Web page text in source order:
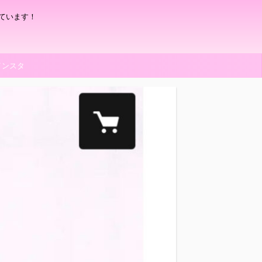
います！
スタ